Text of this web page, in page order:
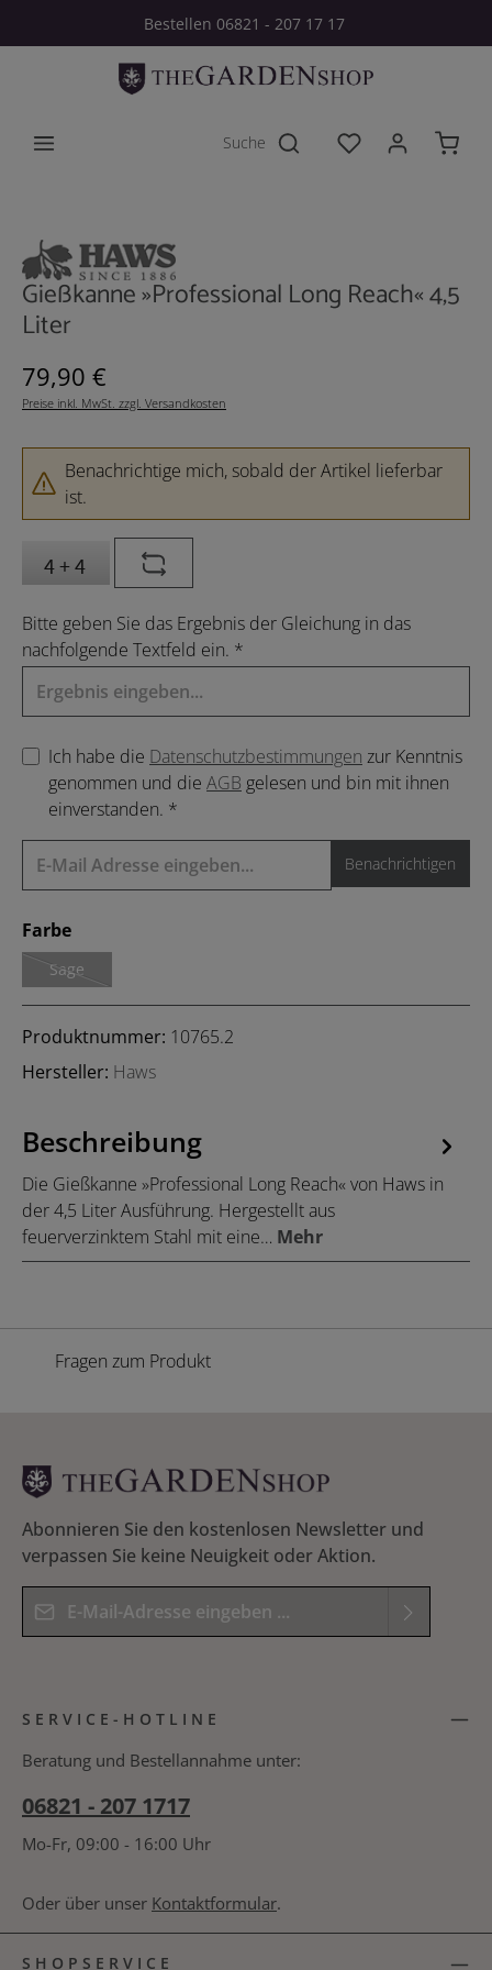
Zum Hauptinhalt springenBestellen 06821 - 207 17 17
Du hast 0
Gießkanne »Professional Long Reach« 4,5
Liter
Regulärer Preis:
79,90 €
Preise inkl. MwSt. zzgl. Versandkosten
Benachrichtige mich, sobald der Artikel lieferbar
ist.
Bitte geben Sie das Ergebnis der Gleichung in das
nachfolgende Textfeld ein. *
Ich habe die Datenschutzbestimmungen zur Kenntnis
genommen und die AGB gelesen und bin mit ihnen
einverstanden. *
Benachrichtigen
Farbeauswählen
Sage
(Diese Option ist zurzeit nicht verfügbar.)
Produktnummer: 10765.2
Hersteller: Haws
Beschreibung
Die Gießkanne »Professional Long Reach« von Haws in
der 4,5 Liter Ausführung. Hergestellt aus
feuerverzinktem Stahl mit eine… Mehr
Fragen zum Produkt
Abonnieren Sie den kostenlosen Newsletter und
verpassen Sie keine Neuigkeit oder Aktion.
E-Mail-Adresse*
Kenntnis genommen und die
Bitte geben Sie das Ergebnis der Gleichung in das
nachfolgende Textfeld ein. *
SERVICE-HOTLINE
Beratung und Bestellannahme unter:
06821 - 207 1717
Mo-Fr, 09:00 - 16:00 Uhr
Oder über unser Kontaktformular.
SHOPSERVICE